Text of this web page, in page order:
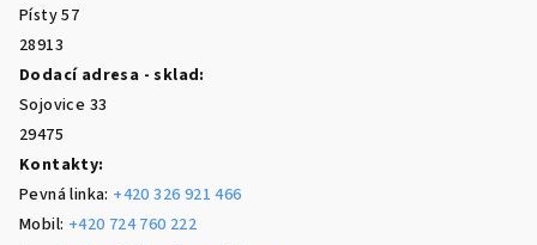
Písty 57
28913
Dodací adresa - sklad:
Sojovice 33
29475
Kontakty:
Pevná linka: +420 326 921 466
Mobil: +420 724 760 222